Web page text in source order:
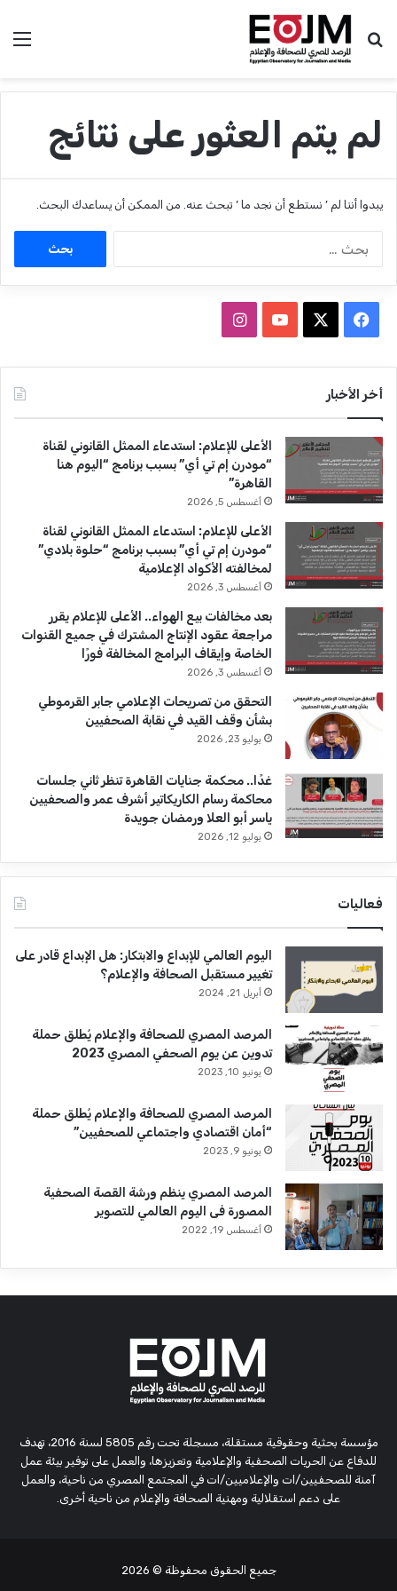
بحث عن
لم يتم العثور على نتائج
يبدوا أننا لم ’ نستطع أن نجد ما ’ تبحث عنه. من الممكن أن يساعدك البحث.
:
س
و
ك
T
u
b
e
ق
ا
م
أخر الأخبار
الأعلى للإعلام: استدعاء الممثل القانوني لقناة
“مودرن إم تي أي” بسبب برنامج “اليوم هنا
القاهرة”
أغسطس 5, 2026
الأعلى للإعلام: استدعاء الممثل القانوني لقناة
“مودرن إم تي أي” بسبب برنامج “حلوة بلادي”
لمخالفته الأكواد الإعلامية
أغسطس 3, 2026
بعد مخالفات بيع الهواء.. الأعلى للإعلام يقرر
مراجعة عقود الإنتاج المشترك في جميع القنوات
الخاصة وإيقاف البرامج المخالفة فورًا
أغسطس 3, 2026
التحقق من تصريحات الإعلامي جابر القرموطي
بشأن وقف القيد في نقابة الصحفيين
يوليو 23, 2026
غدًا.. محكمة جنايات القاهرة تنظر ثاني جلسات
محاكمة رسام الكاريكاتير أشرف عمر والصحفيين
ياسر أبو العلا ورمضان جويدة
يوليو 12, 2026
فعاليات
اليوم العالمي للإبداع والابتكار: هل الإبداع قادر على
تغيير مستقبل الصحافة والإعلام؟
أبريل 21, 2024
المرصد المصري للصحافة والإعلام يُطلق حملة
تدوين عن يوم الصحفي المصري 2023
يونيو 10, 2023
المرصد المصري للصحافة والإعلام يُطلق حملة
“أمان اقتصادي واجتماعي للصحفيين”
يونيو 9, 2023
المرصد المصري ينظم ورشة القصة الصحفية
المصورة فى اليوم العالمي للتصوير
أغسطس 19, 2022
مؤسسة بحثية وحقوقية مستقلة، مسجلة تحت رقم 5805 لسنة 2016، تهدف
للدفاع عن الحريات الصحفية والإعلامية وتعزيزها، والعمل على توفير بيئة عمل
آمنة للصحفيين/ات والإعلاميين/ات في المجتمع المصري من ناحية، والعمل
على دعم استقلالية ومهنية الصحافة والإعلام من ناحية أخرى.
جميع الحقوق محفوظة © 2026